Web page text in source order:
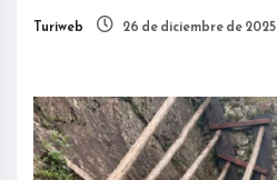
Turiweb 26 de diciembre de 2025